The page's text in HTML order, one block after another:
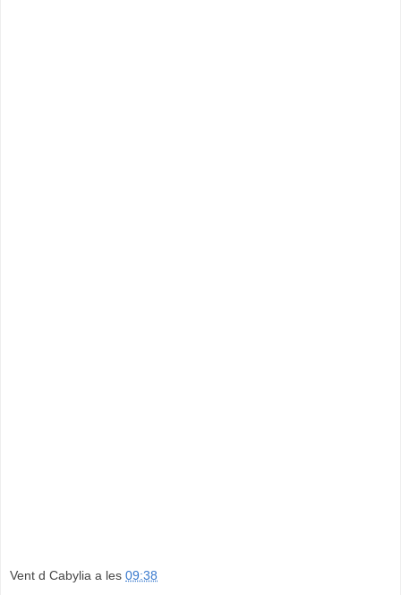
Vent d Cabylia a les 09:38